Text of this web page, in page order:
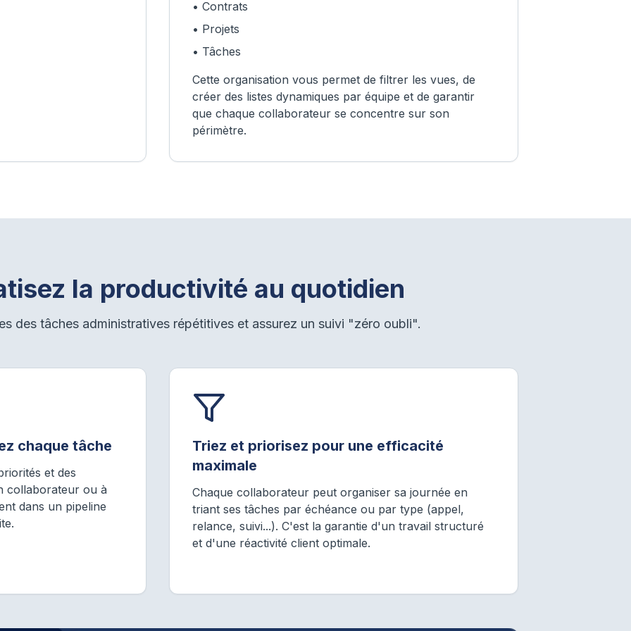
• Contrats
• Projets
• Tâches
Cette organisation vous permet de filtrer les vues, de
créer des listes dynamiques par équipe et de garantir
que chaque collaborateur se concentre sur son
périmètre.
la productivité au quotidien
des tâches administratives répétitives et assurez un suivi "zéro oubli".
chaque tâche
et des
collaborateur ou à
dans un pipeline
Triez et priorisez pour une efficacité
maximale
Chaque collaborateur peut organiser sa journée en
triant ses tâches par échéance ou par type (appel,
relance, suivi...). C'est la garantie d'un travail structuré
et d'une réactivité client optimale.